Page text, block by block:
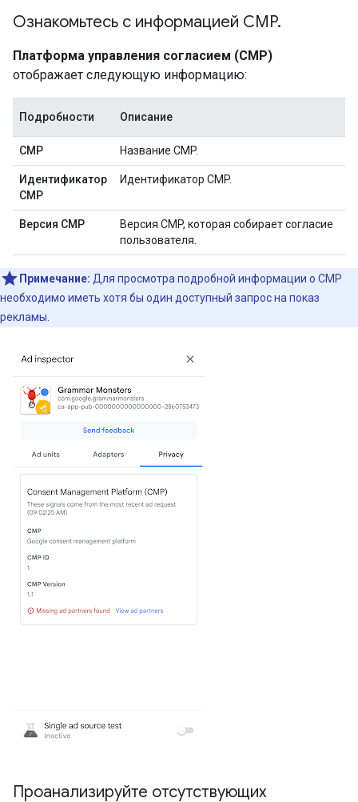
Ознакомьтесь с информацией CMP.
Платформа управления согласием (CMP)
отображает следующую информацию:
Подробности Описание
CMP Название CMP.
Идентификатор
CMP
Идентификатор CMP.
Версия CMP
Версия CMP, которая собирает согласие
пользователя.
Примечание: Для просмотра подробной информации о CMP
необходимо иметь хотя бы один доступный запрос на показ
рекламы.
Проанализируйте отсутствующих